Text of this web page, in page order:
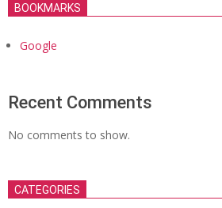
BOOKMARKS
Google
Recent Comments
No comments to show.
CATEGORIES